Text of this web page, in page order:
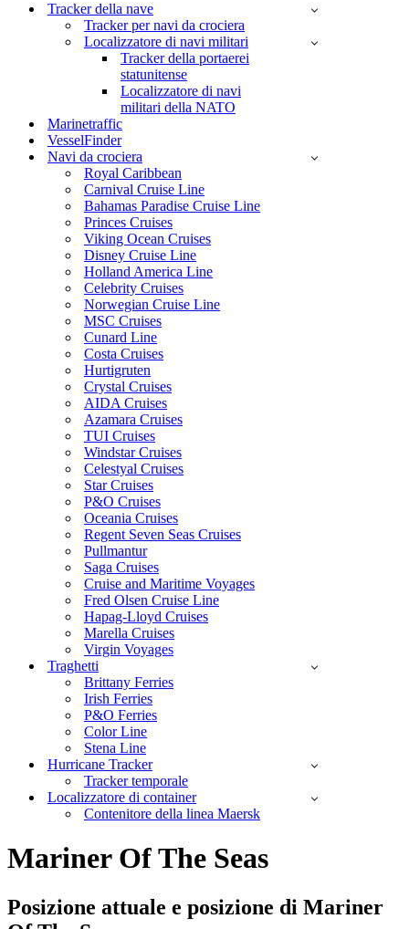
navigazioneTracker della nave
Tracker per navi da crociera
Localizzatore di navi militari
Tracker della portaerei
statunitense
Localizzatore di navi
militari della NATO
Marinetraffic
VesselFinder
Navi da crociera
Royal Caribbean
Carnival Cruise Line
Bahamas Paradise Cruise Line
Princes Cruises
Viking Ocean Cruises
Disney Cruise Line
Holland America Line
Celebrity Cruises
Norwegian Cruise Line
MSC Cruises
Cunard Line
Costa Cruises
Hurtigruten
Crystal Cruises
AIDA Cruises
Azamara Cruises
TUI Cruises
Windstar Cruises
Celestyal Cruises
Star Cruises
P&O Cruises
Oceania Cruises
Regent Seven Seas Cruises
Pullmantur
Saga Cruises
Cruise and Maritime Voyages
Fred Olsen Cruise Line
Hapag-Lloyd Cruises
Marella Cruises
Virgin Voyages
Traghetti
Brittany Ferries
Irish Ferries
P&O Ferries
Color Line
Stena Line
Hurricane Tracker
Tracker temporale
Localizzatore di container
Contenitore della linea Maersk
Mariner Of The Seas
Posizione attuale e posizione di Mariner